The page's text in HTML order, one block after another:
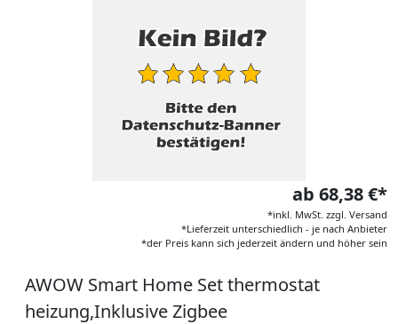
ab 68,38 €*
*inkl. MwSt. zzgl. Versand
*Lieferzeit unterschiedlich - je nach Anbieter
*der Preis kann sich jederzeit ändern und höher sein
AWOW Smart Home Set thermostat
heizung,Inklusive Zigbee